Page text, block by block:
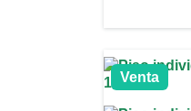
Venta